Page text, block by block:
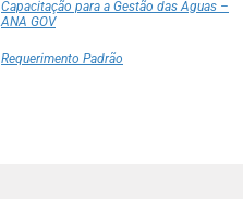
Capacitação para a Gestão das Águas –
ANA GOV
Requerimento Padrão